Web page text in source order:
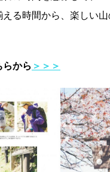
る時間から、楽しい
から ＞＞＞